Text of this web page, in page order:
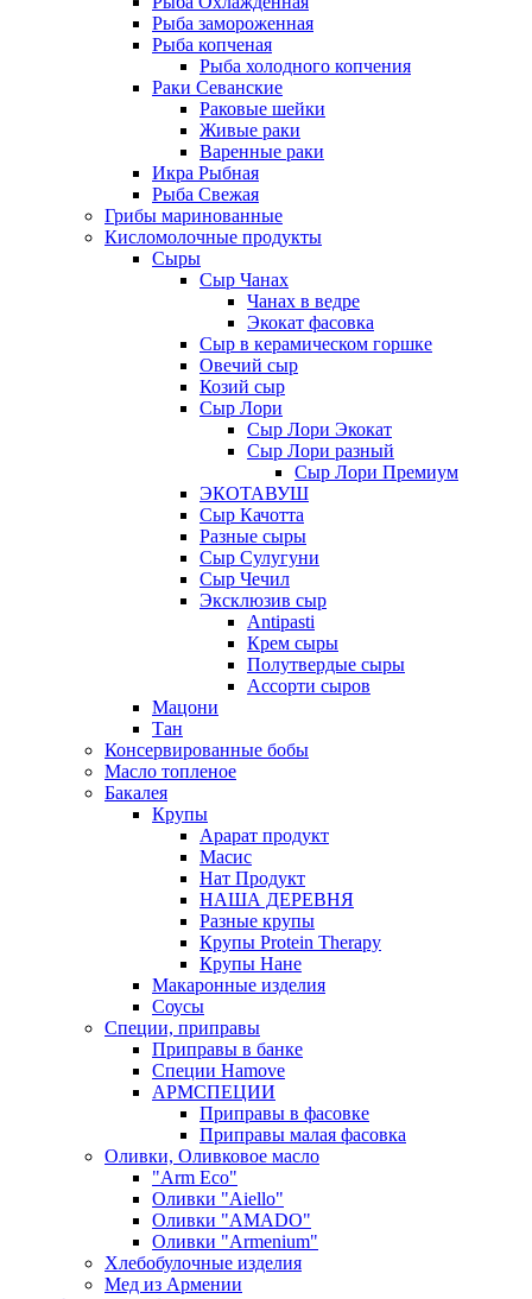
Рыба замороженная
Рыба копченая
Рыба холодного копчения
Раки Севанские
Раковые шейки
Живые раки
Варенные раки
Икра Рыбная
Рыба Свежая
Грибы маринованные
Кисломолочные продукты
Сыры
Сыр Чанах
Чанах в ведре
Экокат фасовка
Сыр в керамическом горшке
Овечий сыр
Козий сыр
Сыр Лори
Сыр Лори Экокат
Сыр Лори разный
Сыр Лори Премиум
ЭКОТАВУШ
Сыр Качотта
Разные сыры
Сыр Сулугуни
Сыр Чечил
Эксклюзив сыр
Antipasti
Крем сыры
Полутвердые сыры
Ассорти сыров
Мацони
Тан
Консервированные бобы
Масло топленое
Бакалея
Крупы
Арарат продукт
Масис
Нат Продукт
НАША ДЕРЕВНЯ
Разные крупы
Крупы Protein Therapy
Крупы Нане
Макаронные изделия
Соусы
Специи, приправы
Приправы в банке
Специи Hamove
АРМСПЕЦИИ
Приправы в фасовке
Приправы малая фасовка
Оливки, Оливковое масло
"Arm Eco"
Оливки "Aiello"
Оливки "AMADO"
Оливки "Armenium"
Хлебобулочные изделия
Мед из Армении